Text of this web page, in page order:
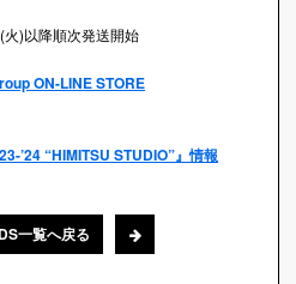
)以降順次発送開始
ON-LINE STORE
’24 “HIMITSU STUDIO”』情報
一覧へ戻る